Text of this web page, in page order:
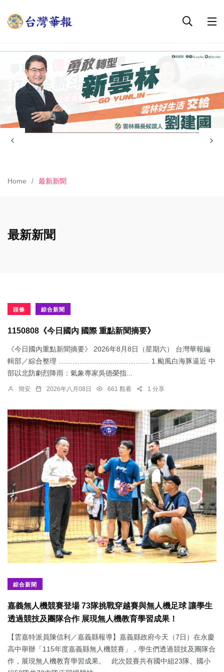
Home 最新新聞
最新新聞
頭條 綜合新聞
1150808《今日國內 國際 重點新聞摘要》
《今日國內重點新聞摘要》 2026年8月8日（星期六） 台灣華報編
輯部／綜合整理 ………………………………… 1.颱風白海豚逼近 中
部以北防劇烈降雨：​氣象專家吳德榮指...
簡安 2026年八月08日 661 觀看 1 分享
綜合新聞
嘉義無人機競賽登場 73隊挑戰穿越賽與無人機足球 讓學生
透過競技及團隊合作 展現無人機教育學習成果！
【雲嘉特派員陳信利／嘉義縣報導】嘉義縣政府今天（7日）在永慶
高中舉辦「115年度嘉義縣無人機競賽」，學生們透過競技及團隊合
作，展現無人機教育學習成果。 此次競賽共有國中組23隊、國小